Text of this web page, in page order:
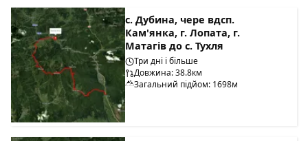
с. Дубина, чере вдсп.
Кам'янка, г. Лопата, г.
Матагів до с. Тухля
Три дні і більше
Довжина: 38.8км
Загальний підйом: 1698м